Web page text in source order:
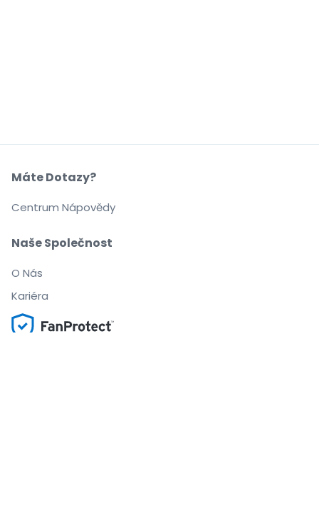
Naše Společnost
O Nás
Kariéra
Máte Dotazy?
Centrum Nápovědy